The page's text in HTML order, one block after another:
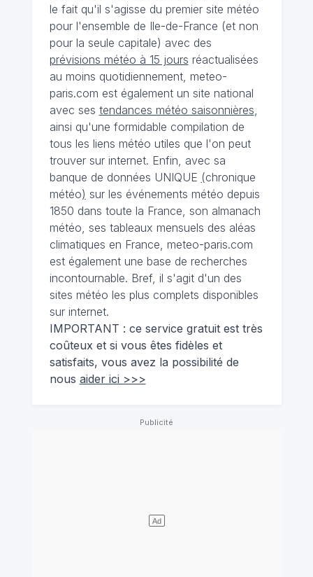
le fait qu'il s'agisse du premier site météo
pour l'ensemble de Ile-de-France (et non
pour la seule capitale) avec des
prévisions météo à 15 jours réactualisées
au moins quotidiennement, meteo-
paris.com est également un site national
avec ses tendances météo saisonnières
ainsi qu'une formidable compilation de
tous les liens météo utiles que l'on peut
trouver sur internet. Enfin, avec sa
banque de données UNIQUE (chronique
météo) sur les événements météo depuis
1850 dans toute la France, son almanach
météo, ses tableaux mensuels des aléas
climatiques en France, meteo-paris.com
est également une base de recherches
incontournable. Bref, il s'agit d'un des
sites météo les plus complets disponibles
sur internet.
IMPORTANT : ce service gratuit est très
coûteux et si vous êtes fidèles et
satisfaits, vous avez la possibilité de
nous aider ici >>>